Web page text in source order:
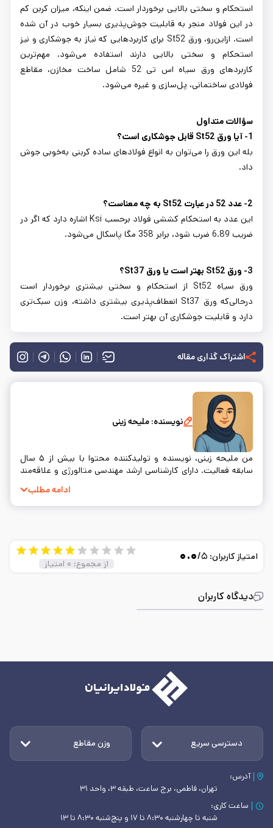
استحکام و سختی بالایی برخوردار است. ضمن اینکه، میزان کربن کم
در این فولاد منجر به قابلیت جوش‌پذیری بسیار خوب در آن شده
است. ازاین‌رو، ورق St52 برای کاربردهایی که نیاز به جوشکاری و نیز
استحکام و سختی بالایی دارند استفاده می‌شود. مهم‌ترین
کاربردهای ورق سیاه اس تی 52 شامل ساخت مخازن، مقاطع
فولادی ساختمانی، پل‌سازی و غیره می‌شود.
سؤالات متداول
1- آیا ورق St52 قابل جوشکاری است؟
بله این ورق را می‌توان به انواع فولادهای ساده کربنی به‌خوبی جوش
داد.
2- عدد 52 در عبارت St52 به چه معناست؟
این عدد به استحکام کششی فولاد برحسب Ksi اشاره دارد که اگر در
ضریب 6.89 ضرب شود، برابر 358 مگا پاسکال می‌شود.
3- ورق St52 بهتر است یا ورق St37؟
ورق سیاه St52 از استحکام و سختی بیشتری برخوردار است
درحالی‌که ورق St37 انعطاف‌پذیری بیشتری داشته، وزن سبک‌تری
دارد و قابلیت جوشکاری آن بهتر است.
اشتراک گذاری مقاله
نویسنده: ملیحه زینی
من ملیحه زینی، نویسنده و تولیدکننده محتوا با بیش از ۵ سال
سابقه فعالیت. دارای کارشناسی ارشد مهندسی متالورژی و علاقه‌مند
ادامه مطلب
دیدگاه کاربران
امتیاز کاربران: ۰.۰/۵
از مجموع: ۰ امتیاز
دسترسی سریع وزن مقاطع
آدرس:
تهران، فاطمی، برج ساعت، طبقه ۳، واحد ۳۱
ساعت کاری:
شنبه تا چهارشنبه ۸:۳۰ تا ۱۷ و پنج‌شنبه ۸:۳۰ تا ۱۳